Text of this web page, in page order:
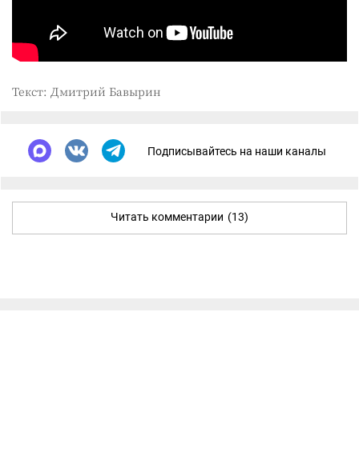
Текст: Дмитрий Бавырин
Подписывайтесь на наши каналы
Читать комментарии (13)